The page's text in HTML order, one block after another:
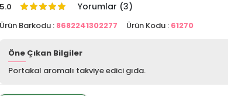
5.0 Yorumlar (3)
Ürün Barkodu : 8682241302277 Ürün Kodu : 61270
Öne Çıkan Bilgiler
Portakal aromalı takviye edici gıda.